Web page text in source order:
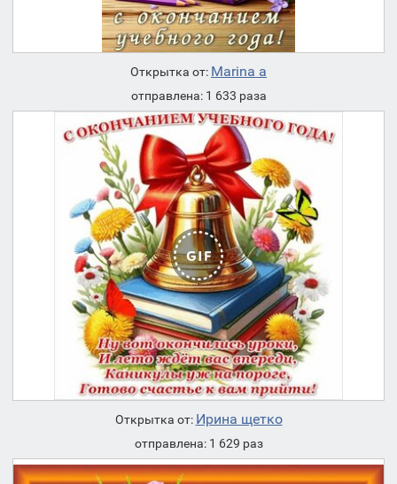
Открытка от: Marina a
отправлена: 1 633 раза
Открытка от: Ирина щетко
отправлена: 1 629 раз